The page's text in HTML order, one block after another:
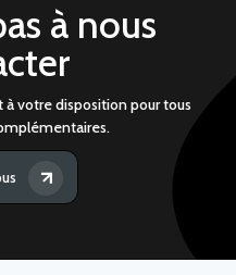
à nous
à votre disposition pour tous